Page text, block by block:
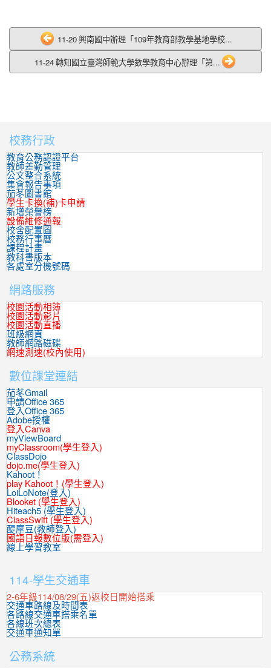
11-20 興南國中辦理「109年教育部教學基地學校...
11-24 轉知國立臺灣師範大學數學教育中心辦理「第...
:::
校務行政
教育公務認證平台
教師差勤管理
公文整合系統
集會報告事項
茄苳圖書館
學生卡換(補)卡申請
新增榮譽榜
設備維修通報
校舍配置圖
校務行事曆
課程計畫
教科書版本
各處室分機號碼
網路服務
校園活動相簿
校園活動影片
校園活動直播
班級網頁
教師網路磁碟
網速測速(校內使用)
數位課堂連結
茄苳Gmail
申請Office 365
登入Office 365
Adobe授權
登入Canva
myViewBoard
myClassroom(學生登入)
ClassDojo
dojo.me(學生登入)
Kahoot！
play Kahoot！(學生登入)
LoiLoNote(登入)
Blooket (學生登入)
Hiteach5 (學生登入)
ClassSwift (學生登入)
醍摩豆(教師登入)
國語日報數位版(需登入)
線上學習教室
114-學生交通車
2-6年級114/08/29(五)返校日開始搭乘
交通車路線及時間表
各路線交通車搭乘名單
各線班次總表
交通車通知單
公務系統